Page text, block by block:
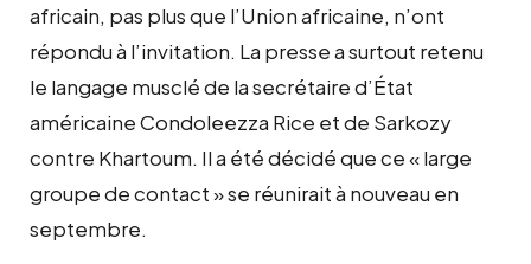
africain, pas plus que l’Union africaine, n’ont
répondu à l’invitation. La presse a surtout retenu
le langage musclé de la secrétaire d’État
américaine Condoleezza Rice et de Sarkozy
contre Khartoum. Il a été décidé que ce « large
groupe de contact » se réunirait à nouveau en
septembre.